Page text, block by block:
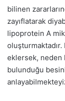
bilinen
zayıflatarak
lipoprotein A
eklersek, neden
bulunduğu